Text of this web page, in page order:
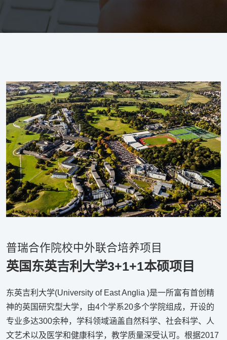
普瑞合作院校中外联合培养项目
英国东英吉利大学3+1+1本硕项目
东英吉利大学(University of East Anglia )是一所富有首创精
神的英国研究型大学，由4个学系20多个学院组成，开设的
专业多达300余种，学科领域涵盖自然科学、社会科学、人
文艺术以及医学和健康科学，教学质量深受认可。根据2017